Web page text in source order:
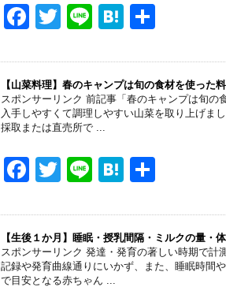
oF
c
e
b
o
T
tt
er
Li
e
H
e
n
a
【山菜料理】春のキャンプは旬の食材を使った
スポンサーリンク 前記事「春のキャンプは旬の
入手しやすくて調理しやすい山菜を取り上げま
採取または直売所で ...
F
c
e
b
T
tt
er
Li
e
H
e
n
a
【生後１か月】睡眠・授乳間隔・ミルクの量・
スポンサーリンク 発達・発育の著しい時期で
記録や発育曲線通りにいかず、また、睡眠時間
で目安となる赤ちゃん ...